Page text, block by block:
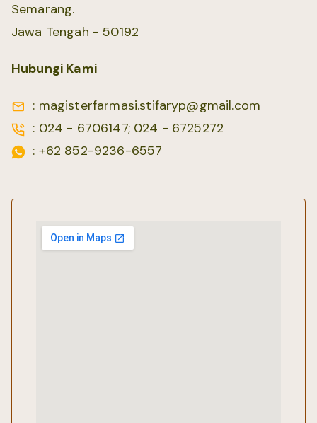
Semarang.
Jawa Tengah - 50192
Hubungi Kami
: magisterfarmasi.stifaryp@gmail.com
: 024 - 6706147; 024 - 6725272
: +62 852-9236-6557